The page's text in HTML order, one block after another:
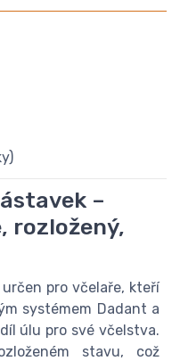
–
rozložený,
pro včelaře, kteří
systémem Dadant a
úlu pro své včelstva.
stavu, což